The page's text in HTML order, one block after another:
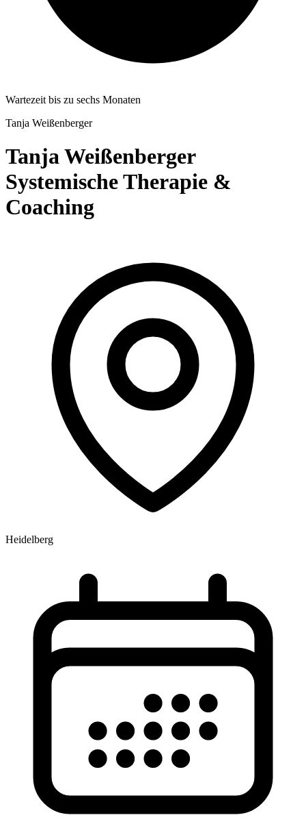
Wartezeit bis zu sechs Monaten
Tanja Weißenberger
Tanja Weißenberger
Systemische Therapie &
Coaching
Heidelberg